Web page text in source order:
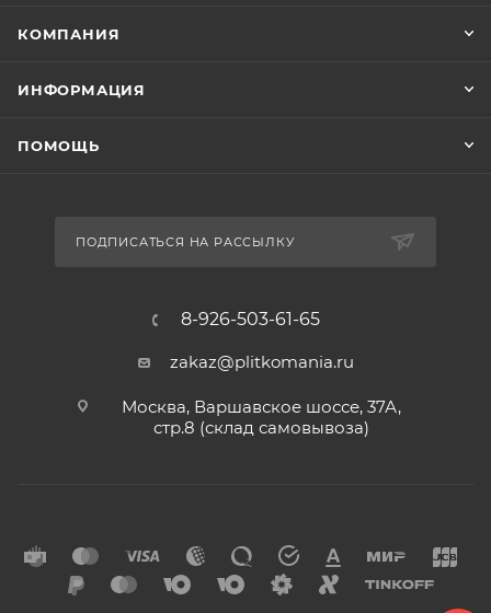
КОМПАНИЯ
ИНФОРМАЦИЯ
ПОМОЩЬ
ПОДПИСАТЬСЯ НА РАССЫЛКУ
8-926-503-61-65
zakaz@plitkomania.ru
Москва, Варшавское шоссе, 37А,
стр.8 (склад самовывоза)